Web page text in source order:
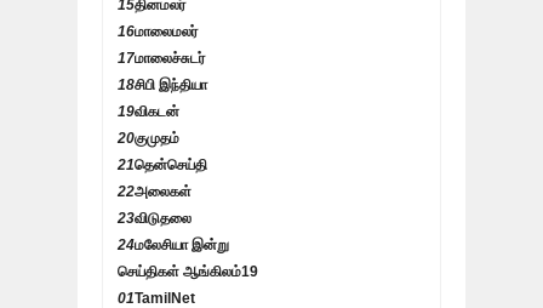
15தினமலர்
16மாலைமலர்
17மாலைச்சுடர்
18சிபி இந்தியா
19விகடன்
20குமுதம்
21தென்செய்தி
22அலைகள்
23விடுதலை
24மலேசியா இன்று
செய்திகள் ஆங்கிலம்19
01TamilNet